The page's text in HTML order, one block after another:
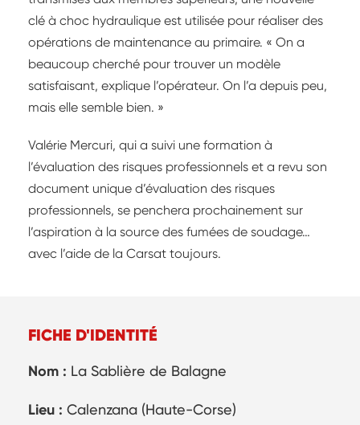
clé à choc hydraulique est utilisée pour réaliser des
opérations de maintenance au primaire. « On a
beaucoup cherché pour trouver un modèle
satisfaisant, explique l’opérateur. On l’a depuis peu,
mais elle semble bien. »
Valérie Mercuri, qui a suivi une formation à
l’évaluation des risques professionnels et a revu son
document unique d’évaluation des risques
professionnels, se penchera prochainement sur
l’aspiration à la source des fumées de soudage…
avec l’aide de la Carsat toujours.
FICHE D'IDENTITÉ
Nom : La Sablière de Balagne
Lieu : Calenzana (Haute-Corse)